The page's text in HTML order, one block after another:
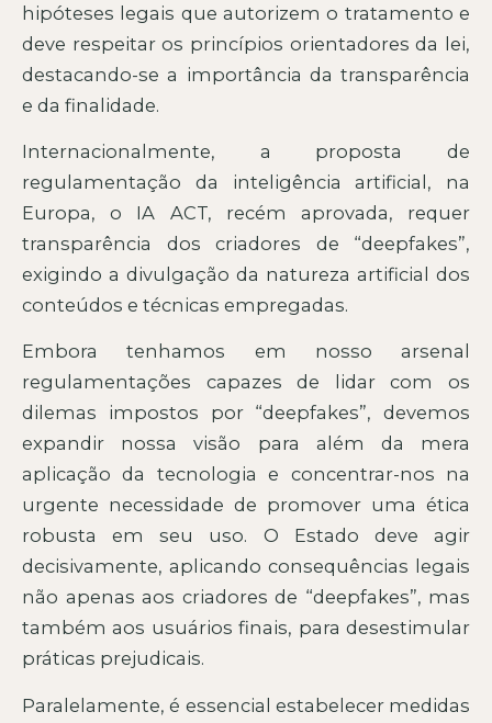
hipóteses legais que autorizem o tratamento e
deve respeitar os princípios orientadores da lei,
destacando-se a importância da transparência
e da finalidade.
Internacionalmente, a proposta de
regulamentação da inteligência artificial, na
Europa, o IA ACT, recém aprovada, requer
transparência dos criadores de “deepfakes”,
exigindo a divulgação da natureza artificial dos
conteúdos e técnicas empregadas.
Embora tenhamos em nosso arsenal
regulamentações capazes de lidar com os
dilemas impostos por “deepfakes”, devemos
expandir nossa visão para além da mera
aplicação da tecnologia e concentrar-nos na
urgente necessidade de promover uma ética
robusta em seu uso. O Estado deve agir
decisivamente, aplicando consequências legais
não apenas aos criadores de “deepfakes”, mas
também aos usuários finais, para desestimular
práticas prejudicais.
Paralelamente, é essencial estabelecer medidas